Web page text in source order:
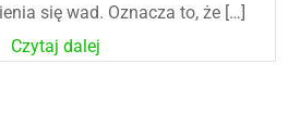
się wad. Oznacza to, że […]
Czytaj dalej